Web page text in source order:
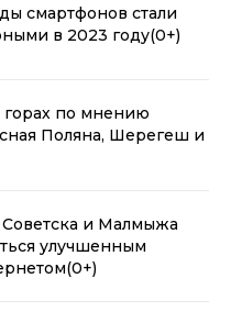
смартфонов стали
в 2023 году(0+)
по мнению
Поляна, Шерегеш и
и Малмыжа
улучшенным
(0+)